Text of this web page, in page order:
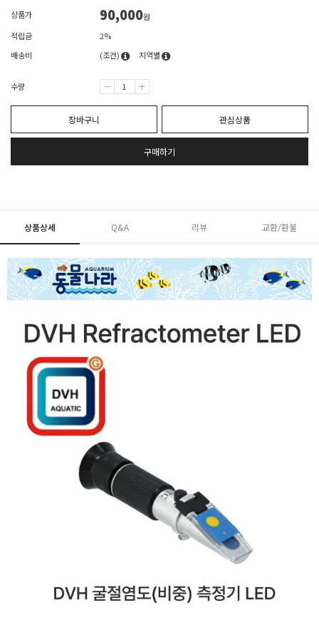
상품가 90,000원
적립금
2%
배송비
(조건) 지역별
수량
장바구니 관심상품
구매하기
상품상세 Q&A 리뷰 교환/환불